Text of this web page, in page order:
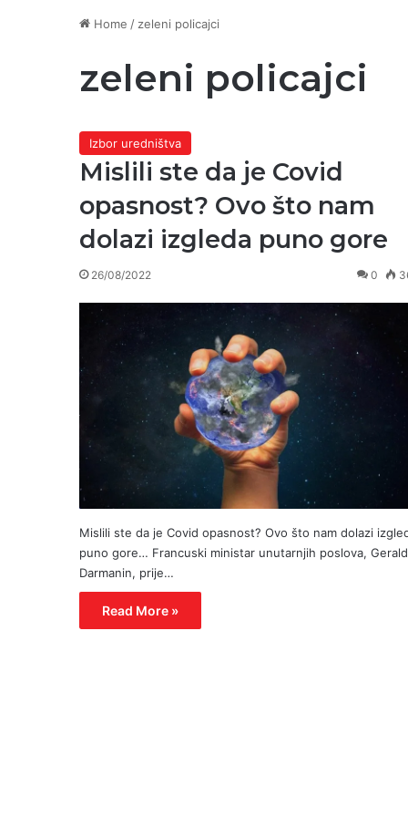
Home / zeleni policajci
zeleni policajci
Izbor uredništva
Mislili ste da je Covid
opasnost? Ovo što nam
dolazi izgleda puno gore
26/08/2022 0
Mislili ste da je Covid opasnost? Ovo što nam dolazi
puno gore… Francuski ministar unutarnjih poslova, Gerald
Darmanin, prije…
Read More »